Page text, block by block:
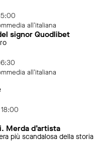
all'italiana
signor Quodlibet
all'italiana
Merda d’artista
più scandalosa della storia